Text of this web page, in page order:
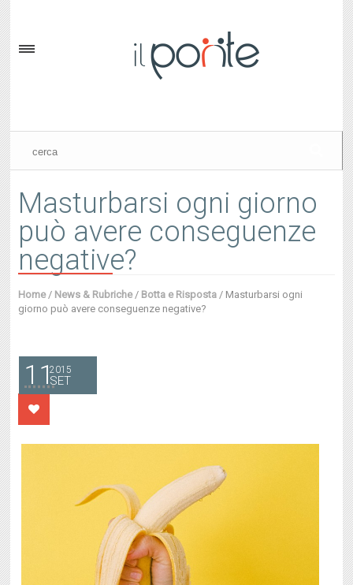
Masturbarsi ogni giorno
può avere conseguenze
negative?
Home / News & Rubriche / Botta e Risposta / Masturbarsi ogni
giorno può avere conseguenze negative?
112015
SET